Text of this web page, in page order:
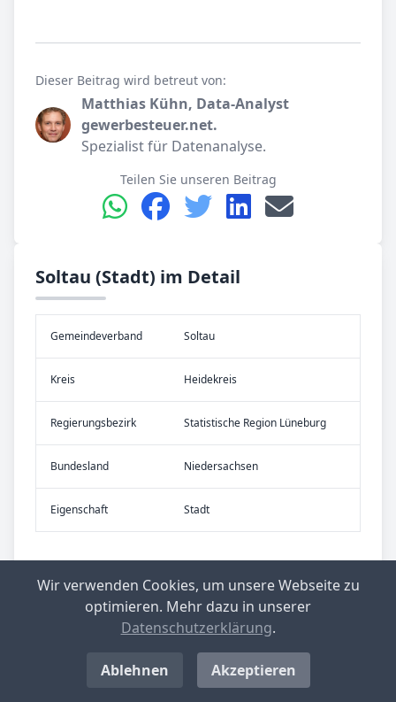
Dieser Beitrag wird betreut von:
Matthias Kühn, Data-Analyst
gewerbesteuer.net.
Spezialist für Datenanalyse.
Teilen Sie unseren Beitrag
Soltau (Stadt) im Detail
Gemeinde­verband Soltau
Kreis Heidekreis
Re­gier­ungs­bezirk Statistische Region Lüneburg
Bundes­land Niedersachsen
Eigen­schaft Stadt
Wir verwenden Cookies, um unsere Webseite zu
optimieren. Mehr dazu in unserer
Datenschutzerklärung.
Ablehnen Akzeptieren